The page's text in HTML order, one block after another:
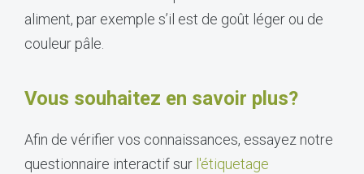
aliment, par exemple s’il est de goût léger ou de
couleur pâle.
Vous souhaitez en savoir plus?
Afin de vérifier vos connaissances, essayez notre
questionnaire interactif sur l'étiquetage